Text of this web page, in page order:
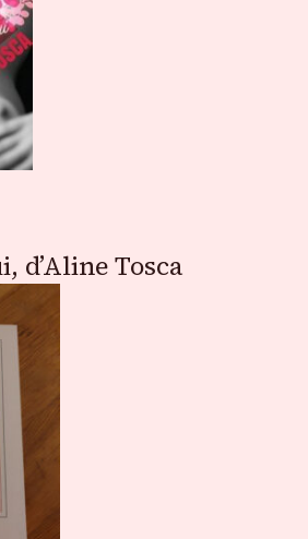
d’Aline Tosca